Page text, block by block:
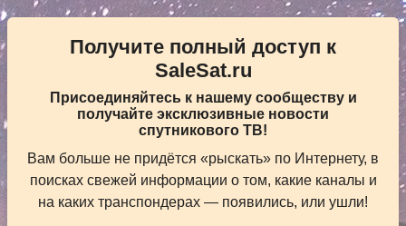
Получите полный доступ к
SaleSat.ru
Присоединяйтесь к нашему сообществу и
получайте эксклюзивные новости
спутникового ТВ!
Вам больше не придётся «рыскать» по Интернету, в
поисках свежей информации о том, какие каналы и
на каких транспондерах — появились, или ушли!